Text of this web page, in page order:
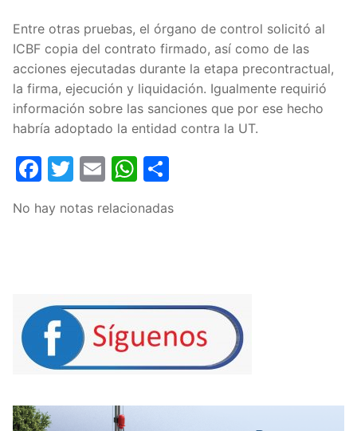
Entre otras pruebas, el órgano de control solicitó al
ICBF copia del contrato firmado, así como de las
acciones ejecutadas durante la etapa precontractual,
la firma, ejecución y liquidación. Igualmente requirió
información sobre las sanciones que por ese hecho
habría adoptado la entidad contra la UT.
Facebook
Twitter
EmailWhatsApp
No hay notas relacionadas